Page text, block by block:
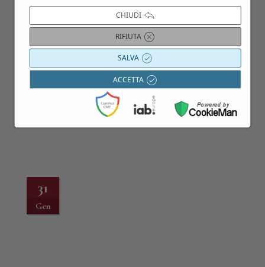
24
Gen
31
Gen
CHIUDI
RIFIUTA
SALVA
ACCETTA